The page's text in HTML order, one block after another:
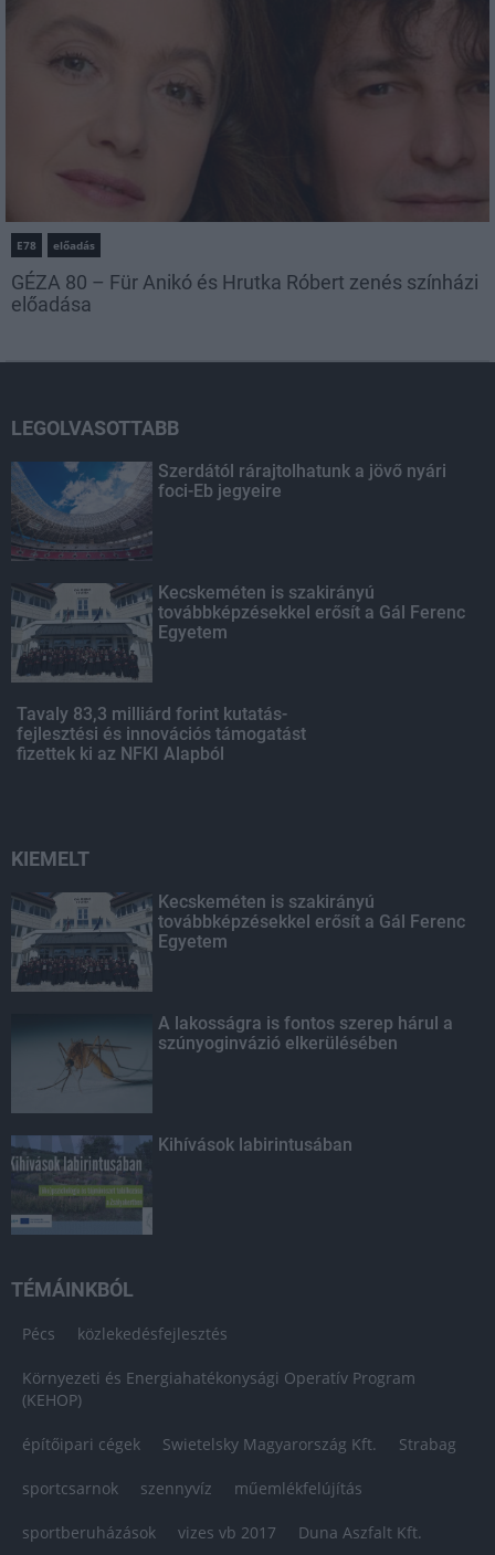
E78 előadás
GÉZA 80 – Für Anikó és Hrutka Róbert zenés színházi
előadása
LEGOLVASOTTABB
Szerdától rárajtolhatunk a jövő nyári
foci-Eb jegyeire
Kecskeméten is szakirányú
továbbképzésekkel erősít a Gál Ferenc
Egyetem
Tavaly 83,3 milliárd forint kutatás-
fejlesztési és innovációs támogatást
fizettek ki az NFKI Alapból
KIEMELT
Kecskeméten is szakirányú
továbbképzésekkel erősít a Gál Ferenc
Egyetem
A lakosságra is fontos szerep hárul a
szúnyoginvázió elkerülésében
Kihívások labirintusában
TÉMÁINKBÓL
Pécs közlekedésfejlesztés
Környezeti és Energiahatékonysági Operatív Program
(KEHOP)
építőipari cégek Swietelsky Magyarország Kft. Strabag
sportcsarnok szennyvíz műemlékfelújítás
sportberuházások vizes vb 2017 Duna Aszfalt Kft.